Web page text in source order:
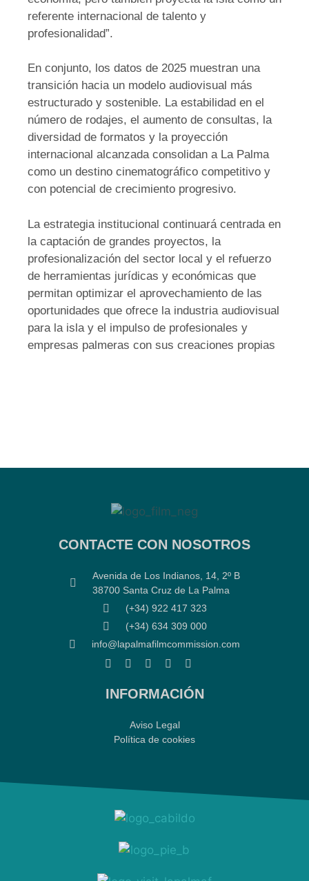
referente internacional de talento y
profesionalidad”.
En conjunto, los datos de 2025 muestran una
transición hacia un modelo audiovisual más
estructurado y sostenible. La estabilidad en el
número de rodajes, el aumento de consultas, la
diversidad de formatos y la proyección
internacional alcanzada consolidan a La Palma
como un destino cinematográfico competitivo y
con potencial de crecimiento progresivo.
La estrategia institucional continuará centrada en
la captación de grandes proyectos, la
profesionalización del sector local y el refuerzo
de herramientas jurídicas y económicas que
permitan optimizar el aprovechamiento de las
oportunidades que ofrece la industria audiovisual
para la isla y el impulso de profesionales y
empresas palmeras con sus creaciones propias
CONTACTE CON NOSOTROS
Avenida de Los Indianos, 14, 2º B
38700 Santa Cruz de La Palma
(+34) 922 417 323
(+34) 634 309 000
info@lapalmafilmcommission.com
INFORMACIÓN
Aviso Legal
Política de cookies